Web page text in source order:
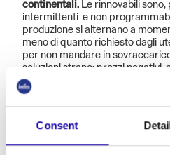
Consent
continentali. Le rinnovabili
intermittenti e non
produzione si alternano a
meno di quanto richiesto dagli
per non mandare in
soluzioni strane: prezzi negativi,
usare il mining di
secondi per non penalizzare i
di enormisistemi di accumuloin
e rilasciarla al momento